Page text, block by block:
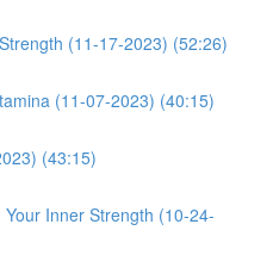
(11-17-2023) (52:26)
(11-07-2023) (40:15)
(43:15)
Inner Strength (10-24-